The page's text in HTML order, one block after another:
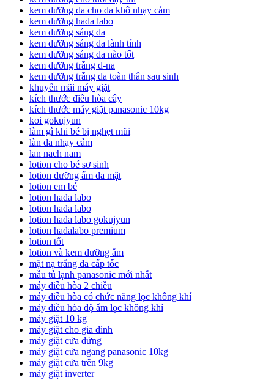
kem dưỡng da cho da khô nhạy cảm
kem dưỡng hada labo
kem dưỡng sáng da
kem dưỡng sáng da lành tính
kem dưỡng sáng da nào tốt
kem dưỡng trắng d-na
kem dưỡng trắng da toàn thân sau sinh
khuyến mãi máy giặt
kích thước điều hòa cây
kích thước máy giặt panasonic 10kg
koi gokujyun
làm gì khi bé bị nghẹt mũi
làn da nhạy cảm
lan nach nam
lotion cho bé sơ sinh
lotion dưỡng ẩm da mặt
lotion em bé
lotion hada labo
lotion hada labo
lotion hada labo gokujyun
lotion hadalabo premium
lotion tốt
lotion và kem dưỡng ẩm
mặt nạ trắng da cấp tốc
mẫu tủ lạnh panasonic mới nhất
máy điều hòa 2 chiều
máy điều hòa có chức năng lọc không khí
máy điều hòa độ ẩm lọc không khí
máy giặt 10 kg
máy giặt cho gia đình
máy giặt cửa đứng
máy giặt cửa ngang panasonic 10kg
máy giặt cửa trên 9kg
máy giặt inverter